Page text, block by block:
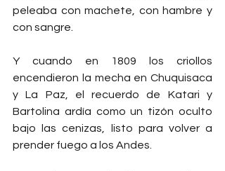
peleaba con machete, con hambre y
con sangre.
Y cuando en 1809 los criollos
encendieron la mecha en Chuquisaca
y La Paz, el recuerdo de Katari y
Bartolina ardía como un tizón oculto
bajo las cenizas, listo para volver a
prender fuego a los Andes.